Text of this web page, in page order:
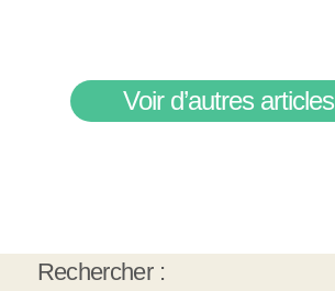
Voir d’autres articles
Rechercher :